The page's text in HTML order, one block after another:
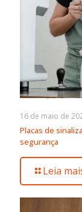
16 de maio de
Placas de
segurança
Leia